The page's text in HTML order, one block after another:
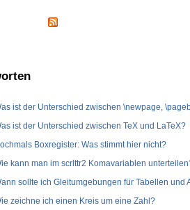
ist der Unterschied zwischen \newpage,
ist der Unterschied zwischen TeX und LaTeX?
Boxregister: Was stimmt hier nicht?
kann man im scrlttr2 Komavariablen
sollte ich Gleitumgebungen für Tabellen und
zeichne ich einen Kreis um eine Zahl?